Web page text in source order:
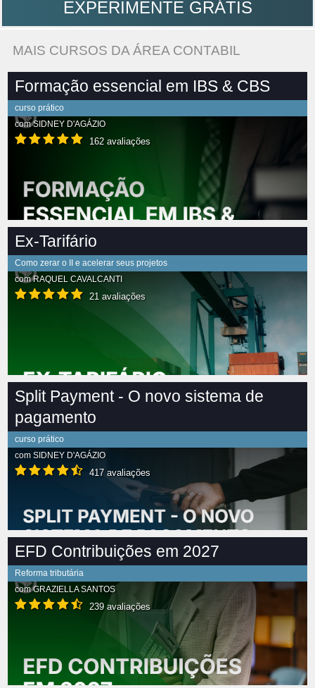
EXPERIMENTE GRÁTIS
MAIS CURSOS DA ÁREA CONTABIL
Formação essencial em IBS & CBS
curso prático
comSIDNEY D'AGÁZIO
162 avaliações
Ex-Tarifário
Como zerar o II e acelerar seus projetos
comRAQUEL CAVALCANTI
21 avaliações
Split Payment - O novo sistema de
pagamento
curso prático
com SIDNEY D'AGÁZIO
417 avaliações
EFD Contribuições em 2027
Reforma tributária
comGRAZIELLA SANTOS
239 avaliações